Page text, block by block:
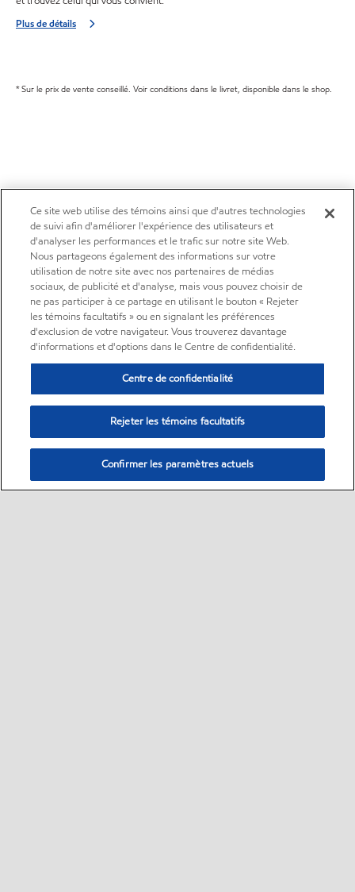
Plus de détails
* Sur le prix de vente conseillé. Voir conditions dans le livret, disponible dans le shop.
Ce site web utilise des témoins ainsi que d'autres technologies
de suivi afin d'améliorer l'expérience des utilisateurs et
d'analyser les performances et le trafic sur notre site Web.
Nous partageons également des informations sur votre
utilisation de notre site avec nos partenaires de médias
sociaux, de publicité et d'analyse, mais vous pouvez choisir de
ne pas participer à ce partage en utilisant le bouton « Rejeter
les témoins facultatifs » ou en signalant les préférences
d'exclusion de votre navigateur. Vous trouverez davantage
d'informations et d'options dans le Centre de confidentialité.
Centre de confidentialité
Rejeter les témoins facultatifs
Confirmer les paramètres actuels